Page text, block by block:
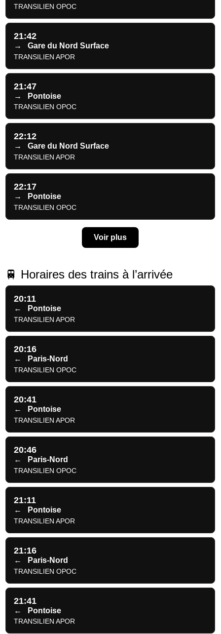
TRANSILIEN OPOC
21:42
→ Gare du Nord Surface
TRANSILIEN APOR
21:47
→ Pontoise
TRANSILIEN OPOC
22:12
→ Gare du Nord Surface
TRANSILIEN APOR
22:17
→ Pontoise
TRANSILIEN OPOC
Voir plus
🚆 Horaires des trains à l’arrivée
20:11
← Pontoise
TRANSILIEN APOR
20:16
← Paris-Nord
TRANSILIEN OPOC
20:41
← Pontoise
TRANSILIEN APOR
20:46
← Paris-Nord
TRANSILIEN OPOC
21:11
← Pontoise
TRANSILIEN APOR
21:16
← Paris-Nord
TRANSILIEN OPOC
21:41
← Pontoise
TRANSILIEN APOR